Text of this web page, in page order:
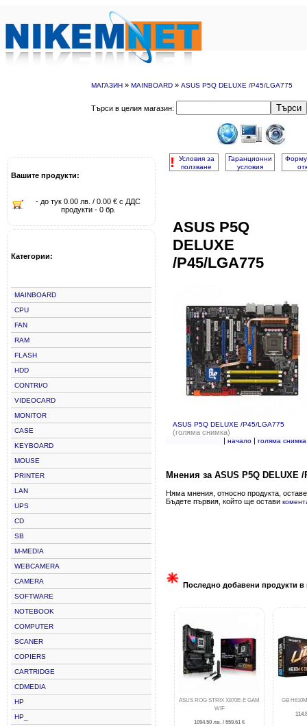
МАГАЗИН » MAINBOARD » ASUS P5Q DELUXE /P45/LGA775
Търси в целия магазин: Търси
Вашите продукти:
- до тук 0.00 лв. / 0.00 € с ДДС
продукти - 0 бр.
Категории:
MAINBOARD
CPU
FAN
RAM
FLASH
HDD
CONTRI/O
VIDEOCARD
MONITOR
CASE
KEYBOARD
MOUSE
PRINTER
LAN
UPS
CD
SB
M-MEDIA
WEBCAMERA
CAMERA
SOFTWARE
NOTEBOOK
COMPUTER
SCANER
COPIERS
CARTRIDGE
CDMEDIA
HP
HP_
!
Условия за
ползване
Гаранционни
условия
ASUS P5Q
DELUXE
/P45/LGA775
ASUS P5Q DELUXE /P45/LGA775
(голяма снимка)
| начало| голяма снимка
Мнения за ASUS P5Q DELUXE /
Няма мнения, относно продукта,
Бъдете първия, който ще остави
Последно добавени продукти в
ASUS ROG STRIX X870E-E GAM
WIF
1094.50 лв. / 559.61 €
GB